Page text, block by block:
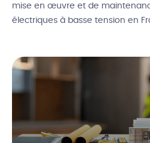
mise en œuvre et de
électriques à basse tension en
des bâtiments, ainsi qu’à
En 2024, elle évolue […]